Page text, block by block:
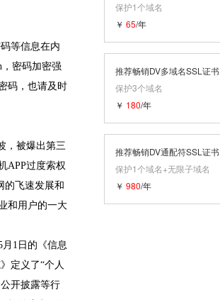
等信息在内
密码加密强
码，也请及时
，被爆出第三
APP过度索权
的飞速发展和
和用户的一大
1日的《信息
定义了“个人
开披露等行
保护1个域名
￥ 65/年
推荐畅销DV多域名SSL证书
保护3个域名
￥ 180/年
推荐畅销DV通配符SSL证书
保护1个域名+无限子域名
￥ 980/年